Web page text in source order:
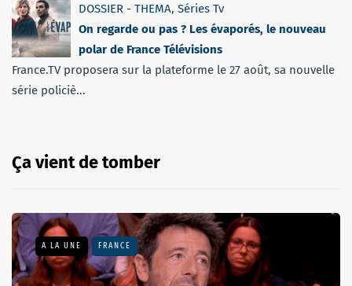
DOSSIER - THEMA, Séries Tv
On regarde ou pas ? Les évaporés, le nouveau
polar de France Télévisions
France.TV proposera sur la plateforme le 27 août, sa nouvelle
série policiè...
Ça vient de tomber
A LA UNE FRANCE